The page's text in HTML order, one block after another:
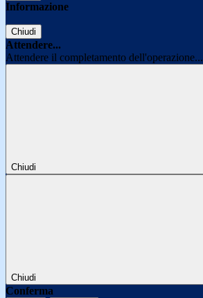
Informazione
Chiudi
Attendere...
Attendere il completamento dell'operazione...
Chiudi
Chiudi
Conferma